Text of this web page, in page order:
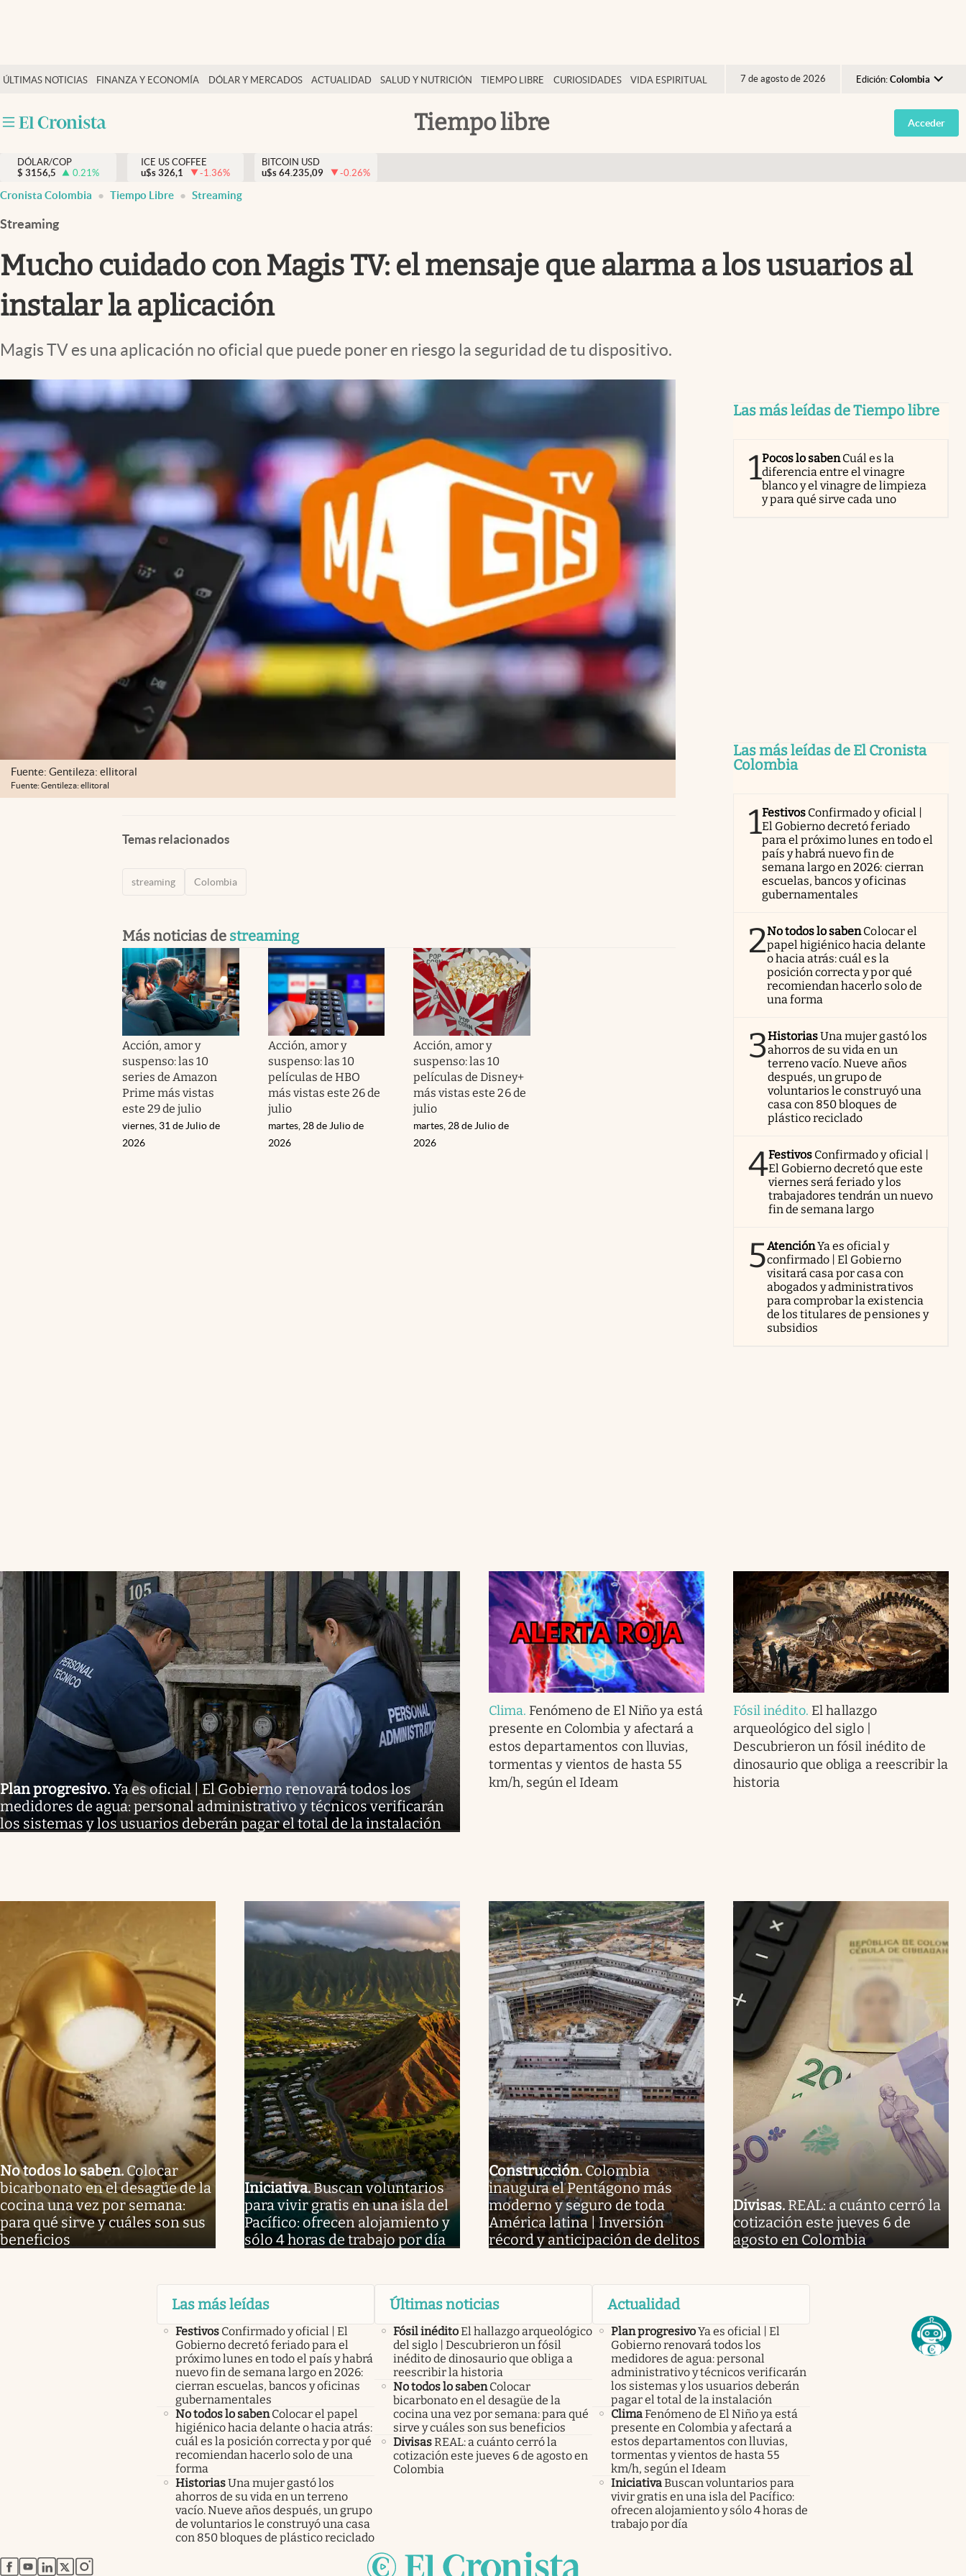
ÚLTIMAS NOTICIAS FINANZA Y ECONOMÍA DÓLAR Y MERCADOS ACTUALIDAD SALUD Y NUTRICIÓN TIEMPO LIBRE CURIOSIDADES VIDA ESPIRITUAL 7 de agosto de 2026 Edición: Colombia
Argentina
España
Tiempo libre
Salud y nutrición
Tiempo libre
Dólar y mercados
Curiosidades
Acceder
DÓLAR/COP
$ 3156,5 0.21%
ICE US COFFEE
u$s 326,1 -1.36%
BITCOIN USD
u$s 64.235,09 -0.26%
Cronista Colombia Tiempo Libre Streaming
Streaming
Mucho cuidado con Magis TV: el mensaje que alarma a los usuarios al
instalar la aplicación
Magis TV es una aplicación no oficial que puede poner en riesgo la seguridad de tu dispositivo.
Fuente: Gentileza: ellitoral
Fuente: Gentileza: ellitoral
Temas relacionados
streaming Colombia
Más noticias de streaming
Acción, amor y
suspenso: las 10
series de Amazon
Prime más vistas
este 29 de julio
viernes, 31 de Julio de
2026
Acción, amor y
suspenso: las 10
películas de HBO
más vistas este 26 de
julio
martes, 28 de Julio de
2026
Acción, amor y
suspenso: las 10
películas de Disney+
más vistas este 26 de
julio
martes, 28 de Julio de
2026
Las más leídas de Tiempo libre
1Pocos lo sabenCuál es la
diferencia entre el vinagre
blanco y el vinagre de limpieza
y para qué sirve cada uno
Las más leídas de El Cronista
Colombia
1Festivos Confirmado y oficial |
El Gobierno decretó feriado
para el próximo lunes en todo el
país y habrá nuevo fin de
semana largo en 2026: cierran
escuelas, bancos y oficinas
gubernamentales
2No todos lo sabenColocar el
papel higiénico hacia delante
o hacia atrás: cuál es la
posición correcta y por qué
recomiendan hacerlo solo de
una forma
3HistoriasUna mujer gastó los
ahorros de su vida en un
terreno vacío. Nueve años
después, un grupo de
voluntarios le construyó una
casa con 850 bloques de
plástico reciclado
4Festivos Confirmado y oficial |
El Gobierno decretó que este
viernes será feriado y los
trabajadores tendrán un nuevo
fin de semana largo
5AtenciónYa es oficial y
confirmado | El Gobierno
visitará casa por casa con
abogados y administrativos
para comprobar la existencia
de los titulares de pensiones y
subsidios
Plan progresivo.Ya es oficial | El Gobierno renovará todos los
medidores de agua: personal administrativo y técnicos verificarán
los sistemas y los usuarios deberán pagar el total de la instalación
Clima. Fenómeno de El Niño ya está
presente en Colombia y afectará a
estos departamentos con lluvias,
tormentas y vientos de hasta 55
km/h, según el Ideam
Fósil inédito. El hallazgo
arqueológico del siglo |
Descubrieron un fósil inédito de
dinosaurio que obliga a reescribir la
historia
No todos lo saben. Colocar
bicarbonato en el desagüe de la
cocina una vez por semana:
para qué sirve y cuáles son sus
beneficios
Iniciativa.Buscan voluntarios
para vivir gratis en una isla del
Pacífico: ofrecen alojamiento y
sólo 4 horas de trabajo por día
Construcción. Colombia
inaugura el Pentágono más
moderno y seguro de toda
América latina | Inversión
récord y anticipación de delitos
Divisas. REAL: a cuánto cerró la
cotización este jueves 6 de
agosto en Colombia
Las más leídas
Festivos Confirmado y oficial | El
Gobierno decretó feriado para el
próximo lunes en todo el país y habrá
nuevo fin de semana largo en 2026:
cierran escuelas, bancos y oficinas
gubernamentales
No todos lo saben Colocar el papel
higiénico hacia delante o hacia atrás:
cuál es la posición correcta y por qué
recomiendan hacerlo solo de una
forma
HistoriasUna mujer gastó los
ahorros de su vida en un terreno
vacío. Nueve años después, un grupo
de voluntarios le construyó una casa
con 850 bloques de plástico reciclado
Últimas noticias
Fósil inéditoEl hallazgo arqueológico
del siglo | Descubrieron un fósil
inédito de dinosaurio que obliga a
reescribir la historia
No todos lo saben Colocar
bicarbonato en el desagüe de la
cocina una vez por semana: para qué
sirve y cuáles son sus beneficios
DivisasREAL: a cuánto cerró la
cotización este jueves 6 de agosto en
Colombia
Actualidad
Plan progresivoYa es oficial | El
Gobierno renovará todos los
medidores de agua: personal
administrativo y técnicos verificarán
los sistemas y los usuarios deberán
pagar el total de la instalación
ClimaFenómeno de El Niño ya está
presente en Colombia y afectará a
estos departamentos con lluvias,
tormentas y vientos de hasta 55
km/h, según el Ideam
IniciativaBuscan voluntarios para
vivir gratis en una isla del Pacífico:
ofrecen alojamiento y sólo 4 horas de
trabajo por día
abre en nueva pestaña
abre en nueva pestaña
abre en nueva pestaña
abre en nueva pestaña
abre en nueva pestaña